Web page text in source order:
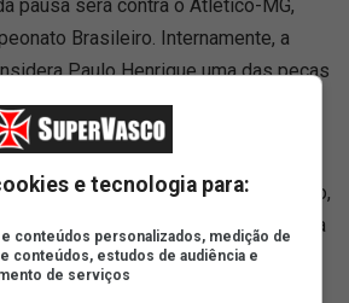
pausa será contra o Atlético-MG,
Brasileiro. Internamente, a
Paulo Henrique uma das peças
defensivo vascaíno.
direita, o jogador vinha sendo
apoio ofensivo pelo lado do campo,
dentro de casa. O lateral vivia uma
em meio ao crescimento do Vasco
e tecnologia para:
e conteúdos personalizados, medição de
conteúdos, estudos de audiência e
de serviços